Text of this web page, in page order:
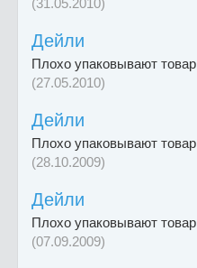
(31.05.2010)
Дейли
Плохо упаковывают товар
(27.05.2010)
Дейли
Плохо упаковывают товар
(28.10.2009)
Дейли
Плохо упаковывают товар
(07.09.2009)